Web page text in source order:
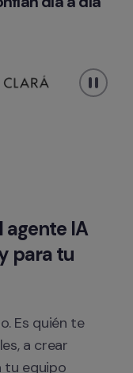
agente IA
para tu
Es quién te
a crear
tu equipo